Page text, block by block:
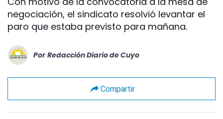
negociación, el sindicato resolvió levantar el
paro que estaba previsto para mañana.
Por Redacción Diario de Cuyo
Compartir